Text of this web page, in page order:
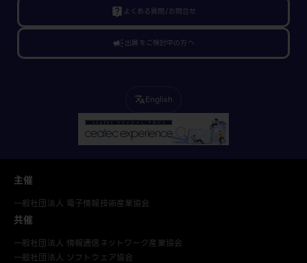
live_help よくある質問/お問合せ
campaign出展をご検討中の方へ
translateEnglish
主催
一般社団法人 電子情報技術産業協会
共催
一般社団法人 情報通信ネットワーク産業協会
一般社団法人 ソフトウェア協会